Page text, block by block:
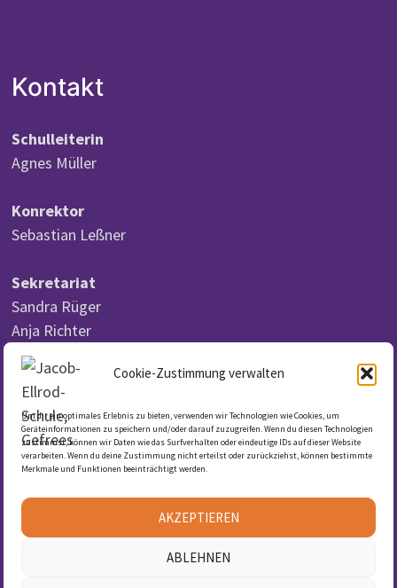
Cookie-Zustimmung verwalten
Um dir ein optimales Erlebnis zu bieten, verwenden wir Technologien wie Cookies, um
Geräteinformationen zu speichern und/oder darauf zuzugreifen. Wenn du diesen Technologien
zustimmst, können wir Daten wie das Surfverhalten oder eindeutige IDs auf dieser Website
verarbeiten. Wenn du deine Zustimmung nicht erteilst oder zurückziehst, können bestimmte
Merkmale und Funktionen beeinträchtigt werden.
AKZEPTIEREN
ABLEHNEN
Kontakt
Schulleiterin
Agnes Müller
Konrektor
Sebastian Leßner
Sekretariat
Sandra Rüger
Anja Richter
DSGVO
Datenschutzerklärung
Cookie-Richtlinie (EU)
Impressum